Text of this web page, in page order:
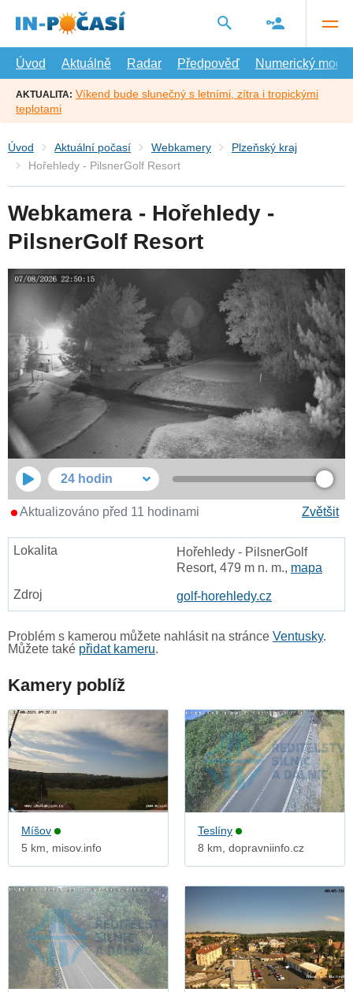
hlavní
Úvod
Aktuálně Radar Předpověď Numerický model
AKTUALITA: Víkend bude slunečný s letními, zítra i tropickými
teplotami
Úvod Aktuální počasí Webkamery
Plzeňský kraj
Hořehledy - PilsnerGolf Resort
Webkamera - Hořehledy -
PilsnerGolf Resort
24 hodin
Zvětšit
Aktualizováno před 11 hodinami
Hořehledy - PilsnerGolf
Resort, 479 m n. m., mapa
golf-horehledy.cz
Problém s kamerou můžete nahlásit na stránce Ventusky.
Můžete také přidat kameru.
Kamery poblíž
Míšov
5 km, misov.info
Teslíny
8 km, dopravniinfo.cz